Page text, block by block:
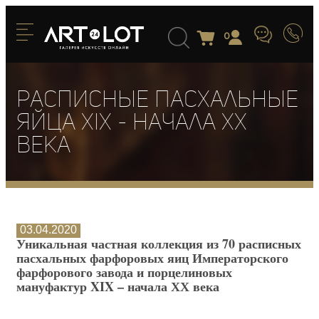
0
Расписные пасхальные
яйца XIX - начала XX
века
03.04.2020
Уникальная частная коллекция из 70 расписных
пасхальных фарфоровых яиц Императорского
фарфорового завода и порцелиновых
мануфактур XIX – начала ХХ века